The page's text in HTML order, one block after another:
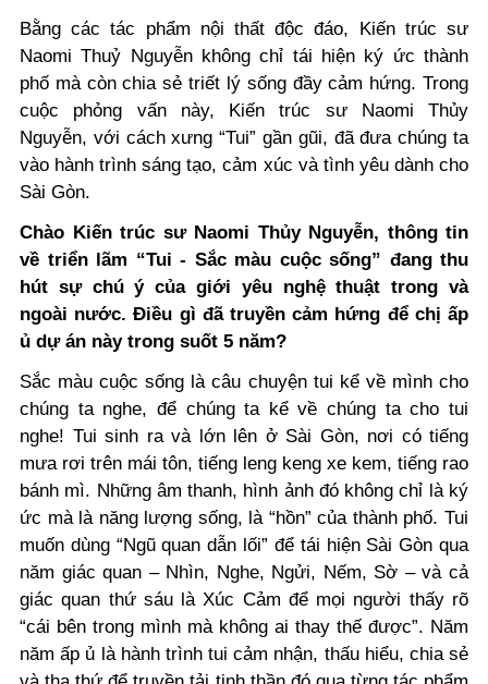
Bằng các tác phẩm nội thất độc đáo, Kiến trúc sư
Naomi Thuỷ Nguyễn không chỉ tái hiện ký ức thành
phố mà còn chia sẻ triết lý sống đầy cảm hứng. Trong
cuộc phỏng vấn này, Kiến trúc sư Naomi Thủy
Nguyễn, với cách xưng “Tui” gần gũi, đã đưa chúng ta
vào hành trình sáng tạo, cảm xúc và tình yêu dành cho
Sài Gòn.
Chào Kiến trúc sư Naomi Thủy Nguyễn, thông tin
về triển lãm “Tui - Sắc màu cuộc sống” đang thu
hút sự chú ý của giới yêu nghệ thuật trong và
ngoài nước. Điều gì đã truyền cảm hứng để chị ấp
ủ dự án này trong suốt 5 năm?
Sắc màu cuộc sống là câu chuyện tui kể về mình cho
chúng ta nghe, để chúng ta kể về chúng ta cho tui
nghe! Tui sinh ra và lớn lên ở Sài Gòn, nơi có tiếng
mưa rơi trên mái tôn, tiếng leng keng xe kem, tiếng rao
bánh mì. Những âm thanh, hình ảnh đó không chỉ là ký
ức mà là năng lượng sống, là “hồn” của thành phố. Tui
muốn dùng “Ngũ quan dẫn lối” để tái hiện Sài Gòn qua
năm giác quan – Nhìn, Nghe, Ngửi, Nếm, Sờ – và cả
giác quan thứ sáu là Xúc Cảm để mọi người thấy rõ
“cái bên trong mình mà không ai thay thế được”. Năm
năm ấp ủ là hành trình tui cảm nhận, thấu hiểu, chia sẻ